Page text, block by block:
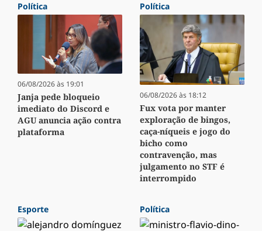
Política
06/08/2026 às 19:01
Janja pede bloqueio
imediato do Discord e
AGU anuncia ação contra
plataforma
Política
06/08/2026 às 18:12
Fux vota por manter
exploração de bingos,
caça-níqueis e jogo do
bicho como
contravenção, mas
julgamento no STF é
interrompido
Esporte Política